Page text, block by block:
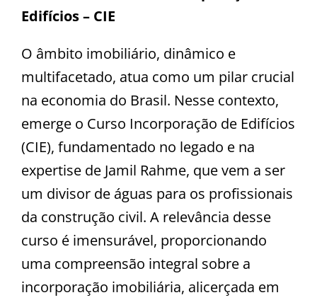
Edifícios – CIE
O âmbito imobiliário, dinâmico e
multifacetado, atua como um pilar crucial
na economia do Brasil. Nesse contexto,
emerge o Curso Incorporação de Edifícios
(CIE), fundamentado no legado e na
expertise de Jamil Rahme, que vem a ser
um divisor de águas para os profissionais
da construção civil. A relevância desse
curso é imensurável, proporcionando
uma compreensão integral sobre a
incorporação imobiliária, alicerçada em